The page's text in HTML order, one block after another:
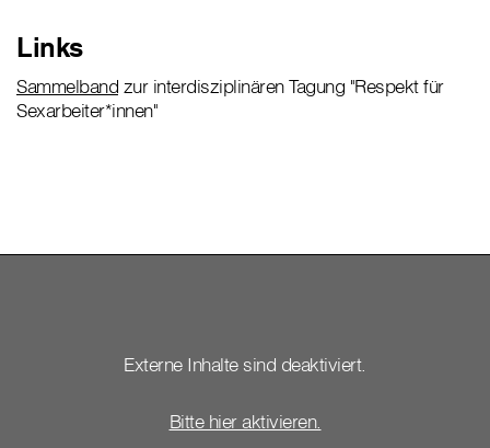
Links
Sammelband zur interdisziplinären Tagung "Respekt für
Sexarbeiter*innen"
Externe Inhalte sind deaktiviert.
Bitte hier aktivieren.